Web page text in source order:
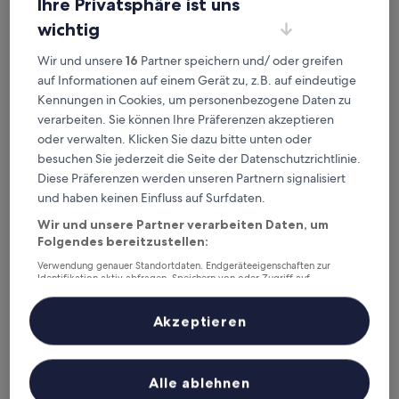
Sheraton Xiamen Hotel
Sheraton Xiamen Hotel
4.5-
Unterkunft
Stadtbezirk Huli, 2,8 km von Andou-Station entfernt
von
10,
Hervorragend,
(257
Bewertungen)
8,8/10 Hervorragend (257 Bewertungen)
Der
Preis
70 €
inkl. Steuern & Gebühren
9. Aug.–10. Aug.
Yijia Apartment (Xiamen Airport)
Yijia Apartment (Xiamen Airport)
Yijia Apartment (Xiamen Airport)
Ihre Privatsphäre ist uns
wichtig
Wir und unsere16 Partner speichern und/ oder greifen
auf Informationen auf einem Gerät zu, z.B. auf eindeutige
Kennungen in Cookies, um personenbezogene Daten zu
verarbeiten. Sie können Ihre Präferenzen akzeptieren
oder verwalten. Klicken Sie dazu bitte unten oder
besuchen Sie jederzeit die Seite der Datenschutzrichtlinie.
Diese Präferenzen werden unseren Partnern signalisiert
und haben keinen Einfluss auf Surfdaten.
Wir und unsere Partner verarbeiten Daten, um
Folgendes bereitzustellen:
Verwendung genauer Standortdaten. Endgeräteeigenschaften zur
Identifikation aktiv abfragen. Speichern von oder Zugriff auf
Inhalte, Messung von Werbeleistung und der Performance von Inhalten,
Zielgruppenforschung sowie Entwicklung und Verbesserung von
Liste der Partner (Lieferanten)
Alle ablehnen
Akzeptieren